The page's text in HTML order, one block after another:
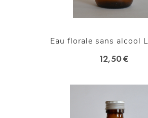
Eau florale sans alcool
12,50 €